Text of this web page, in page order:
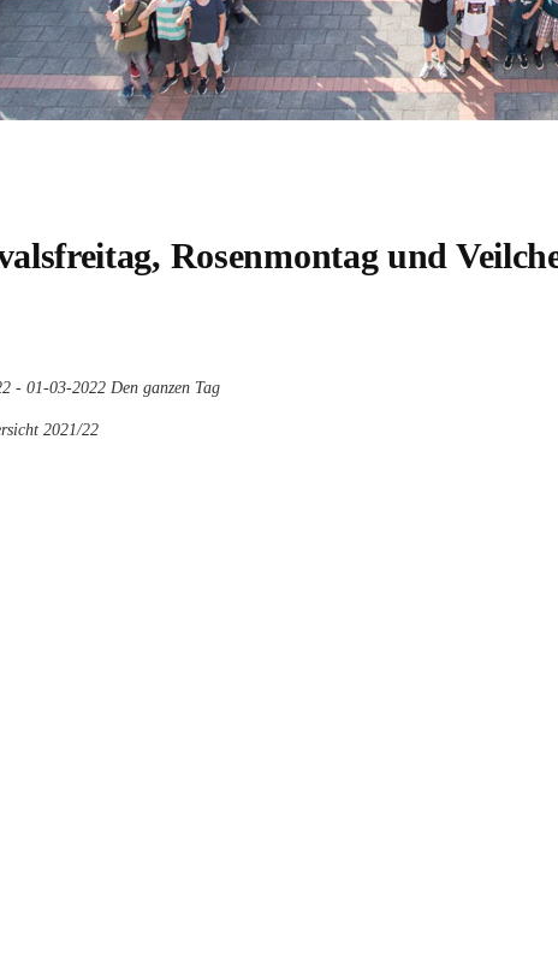
Rosenmontag und
- 01-03-2022 Den ganzen Tag
2021/22